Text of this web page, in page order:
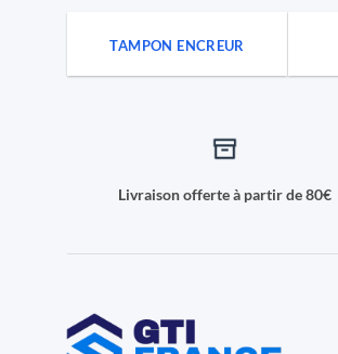
TAMPON ENCREUR
Livraison offerte à partir de 80€